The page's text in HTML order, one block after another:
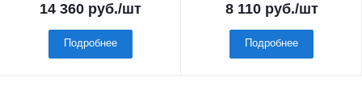
14 360 руб./шт
Подробнее
8 110руб./шт
Подробнее